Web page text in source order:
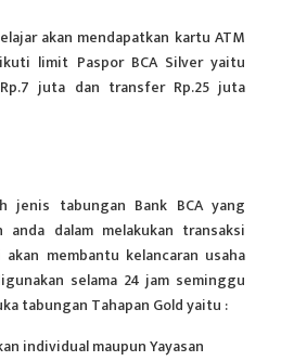
akan mendapatkan kartu ATM
limit Paspor BCA Silver yaitu
juta dan transfer Rp.25 juta
jenis tabungan Bank BCA yang
anda dalam melakukan transaksi
membantu kelancaran usaha
selama 24 jam seminggu
tabungan Tahapan Gold yaitu :
individual maupun Yayasan